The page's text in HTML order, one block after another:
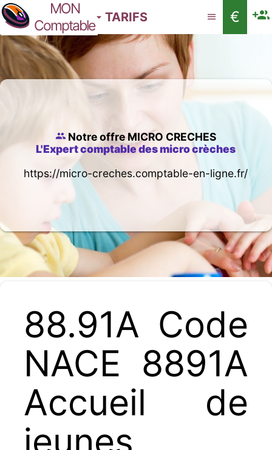
MON
Comptable
TARIFS €
Notre offre MICRO CRECHES
L'Expert comptable des micro crèches
https://micro-creches.comptable-en-ligne.fr/
88.91A Code
NACE 8891A
Accueil de
jeunes